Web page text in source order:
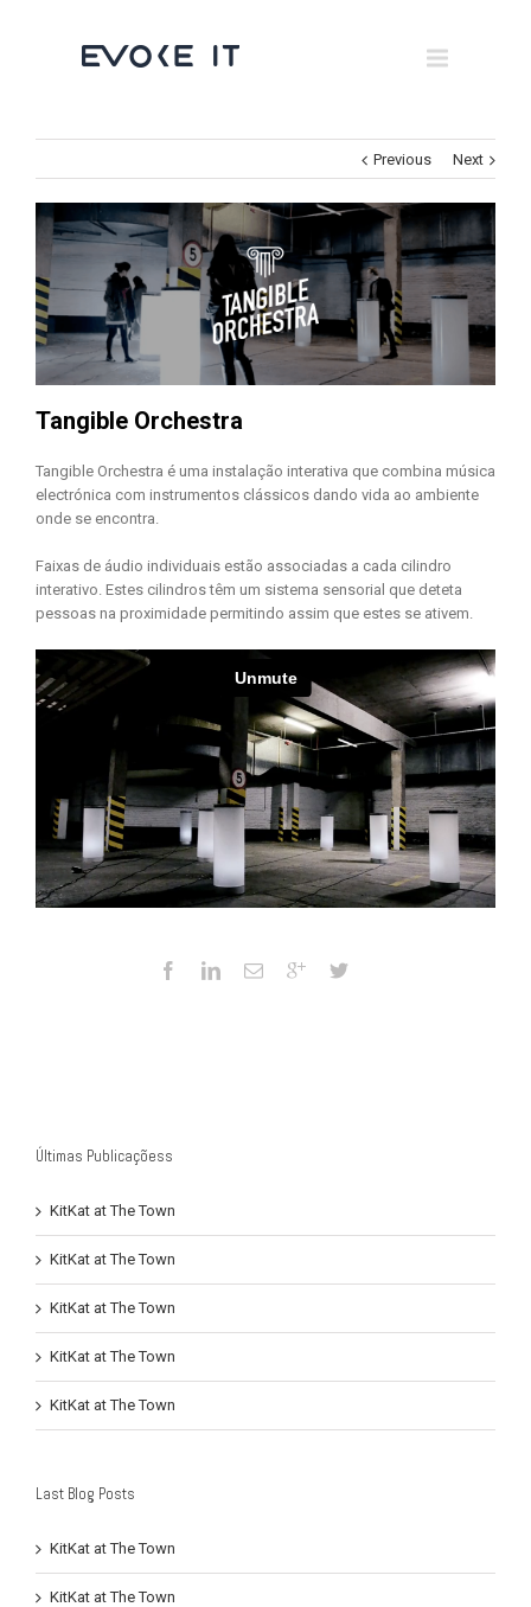
×
Museums
Corporate
All
Previous Next
Tangible Orchestra
Tangible Orchestra é uma instalação interativa que combina música
electrónica com instrumentos clássicos dando vida ao ambiente
onde se encontra.
Faixas de áudio individuais estão associadas a cada cilindro
interativo. Estes cilindros têm um sistema sensorial que deteta
pessoas na proximidade permitindo assim que estes se ativem.
Últimas Publicaçõess
KitKat at The Town
KitKat at The Town
KitKat at The Town
KitKat at The Town
KitKat at The Town
Last Blog Posts
KitKat at The Town
KitKat at The Town